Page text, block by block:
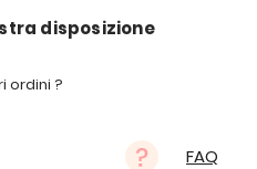
disposizione
ordini ?
FAQ